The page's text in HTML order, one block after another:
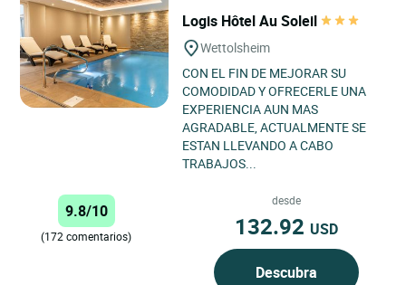
Logis Hôtel Au Soleil
Wettolsheim
CON EL FIN DE MEJORAR SU
COMODIDAD Y OFRECERLE UNA
EXPERIENCIA AUN MAS
AGRADABLE, ACTUALMENTE SE
ESTAN LLEVANDO A CABO
TRABAJOS...
9.8/10
(172 comentarios)
desde
132.92 USD
Descubra